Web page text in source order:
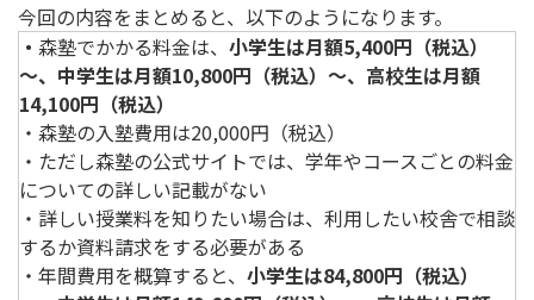
今回の内容をまとめると、以下のようになります。
・ 森塾でかかる料金は、 小学生は月額5,400円（税込）
～、中学生は月額10,800円（税込）〜、高校生は月額
14,100円（税込）
・森塾の入塾費用は20,000円（税込）
・ただし森塾の公式サイトでは、学年やコースごとの料金
についての詳しい記載がない
・詳しい授業料を知りたい場合は、利用したい校舎で相談
するか資料請求をする必要がある
・年間費用を概算すると、 小学生は84,800円（税込）